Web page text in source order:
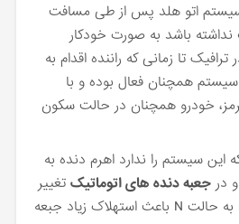
اتو هلد پس از طی مسافت
باشد به صورت خودکار
تا زمانی که راننده اقدام به
همچنان فعال بوده و با
خودرو همچنان در حالت سکون
این سیستم را ندارد اهرم دنده به
درجعبه دنده های اتوماتیک تغییر
زیاد اهرم دنده از حالت D به حالت N باعث استهلاک زیاد جبعه